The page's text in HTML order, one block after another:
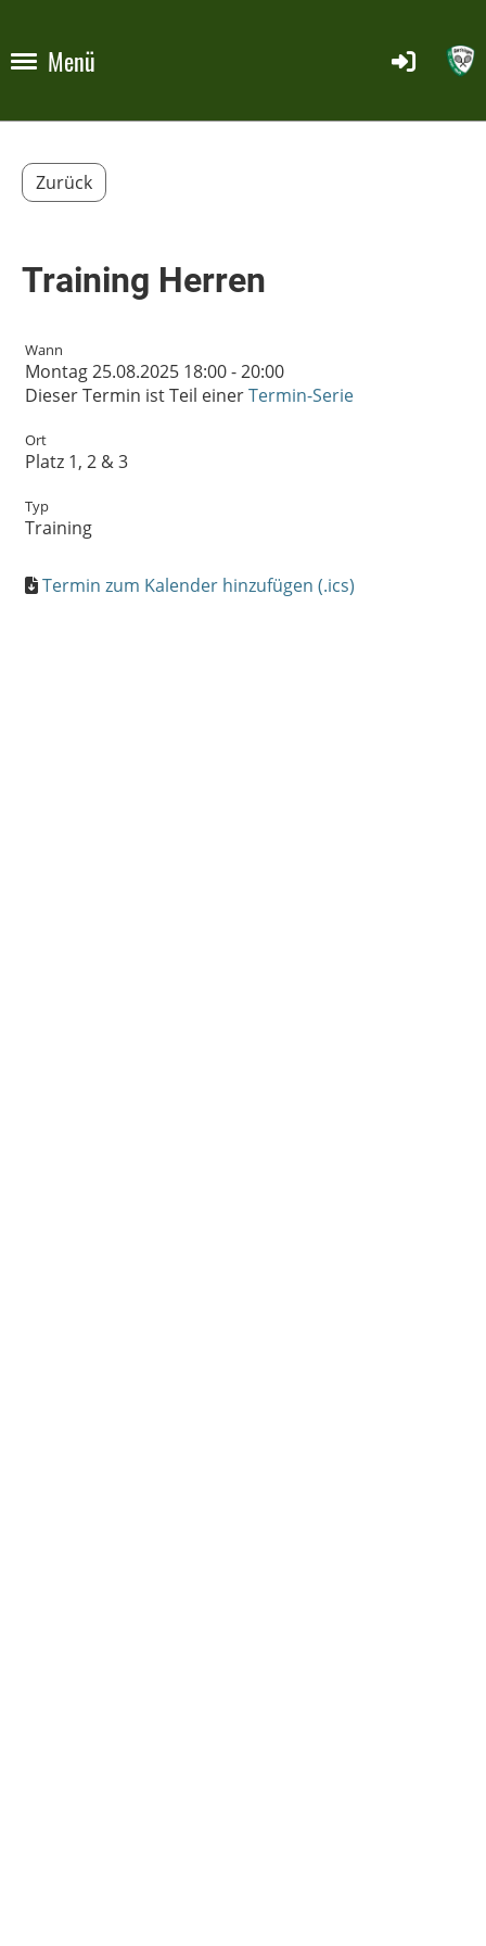
Menü
Zurück
Training Herren
Wann
Montag 25.08.2025 18:00 - 20:00
Dieser Termin ist Teil einerTermin-Serie
Ort
Platz 1, 2 & 3
Typ
Training
Termin zum Kalender hinzufügen (.ics)